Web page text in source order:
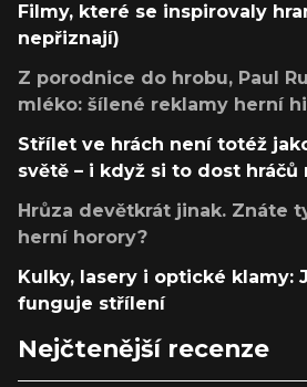
Filmy, které se inspirovaly
nepřiznají)
Z porodnice do hrobu, Paul
mléko: šílené reklamy herní
Střílet ve hrách není totéž
světě – i když si to dost hráčů
Hrůza devětkrát jinak. Znáte
herní horory?
Kulky, lasery i optické klamy:
funguje střílení
Nejčtenější recenze